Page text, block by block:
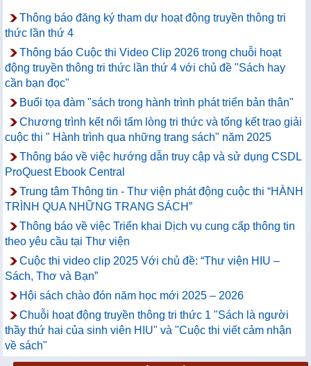
Thông báo đăng ký tham dự hoạt động truyền thông tri
thức lần thứ 4
Thông báo Cuộc thi Video Clip 2026 trong chuỗi hoạt
động truyền thông tri thức lần thứ 4 với chủ đề "Sách hay
cần bạn đọc"
Buổi tọa đàm "sách trong hành trình phát triển bản thân"
Chương trình kết nối tấm lòng tri thức và tổng kết trao giải
cuộc thi " Hành trình qua những trang sách" năm 2025
Thông báo về việc hướng dẫn truy cập và sử dụng CSDL
ProQuest Ebook Central
Trung tâm Thông tin - Thư viện phát động cuộc thi “HÀNH
TRÌNH QUA NHỮNG TRANG SÁCH”
Thông báo về việc Triển khai Dịch vụ cung cấp thông tin
theo yêu cầu tại Thư viện
Cuộc thi video clip 2025 Với chủ đề: “Thư viện HIU –
Sách, Thơ và Bạn”
Hội sách chào đón năm học mới 2025 – 2026
Chuỗi hoạt động truyền thông tri thức 1 "Sách là người
thầy thứ hai của sinh viên HIU" và "Cuộc thi viết cảm nhận
về sách"